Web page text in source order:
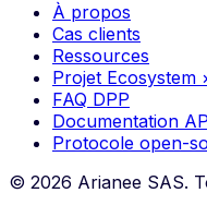
À propos
Cas clients
Ressources
Projet Ecosystem
FAQ DPP
Documentation
Protocole open-
© 2026 Arianee SAS.